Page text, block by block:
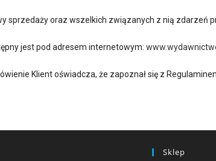
sprzedaży oraz wszelkich związanych z nią zdarzeń
jest pod adresem internetowym:
Klient oświadcza, że zapoznał się z
Sklep